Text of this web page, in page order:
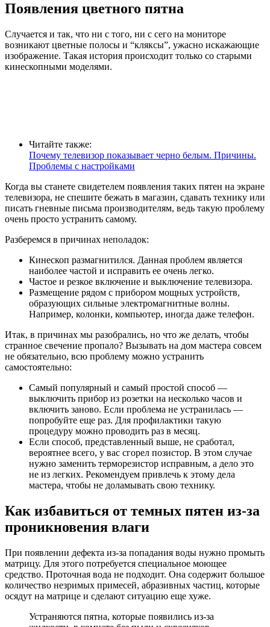
Появления цветного пятна
Случается и так, что ни с того, ни с сего на мониторе
возникают цветные полосы и “кляксы”, ужасно искажающие
изображение. Такая история происходит только со старыми
кинескопными моделями.
Читайте также:
Почему телевизор показывает черно белым. Причины.
Проблемы с настройками
Когда вы станете свидетелем появления таких пятен на экране
телевизора, не спешите бежать в магазин, сдавать технику или
писать гневные письма производителям, ведь такую проблему
очень просто устранить самому.
Разберемся в причинах неполадок:
Кинескоп размагнитился. Данная проблем является
наиболее частой и исправить ее очень легко.
Частое и резкое включение и выключение телевизора.
Размещение рядом с прибором мощных устройств,
образующих сильные электромагнитные волны.
Например, колонки, компьютер, иногда даже телефон.
Итак, в причинах мы разобрались, но что же делать, чтобы
странное свечение пропало? Вызывать на дом мастера совсем
не обязательно, всю проблему можно устранить
самостоятельно:
Самый популярный и самый простой способ —
выключить прибор из розетки на несколько часов и
включить заново. Если проблема не устранилась —
попробуйте еще раз. Для профилактики такую
процедуру можно проводить раз в месяц.
Если способ, представленный выше, не сработал,
вероятнее всего, у вас сгорел позистор. В этом случае
нужно заменить терморезистор исправным, а дело это
не из легких. Рекомендуем привлечь к этому дела
мастера, чтобы не доламывать свою технику.
Как избавиться от темных пятен из-за
проникновения влаги
При появлении дефекта из-за попадания воды нужно промыть
матрицу. Для этого потребуется специальное моющее
средство. Проточная вода не подходит. Она содержит большое
количество незримых примесей, абразивных частиц, которые
осядут на матрице и сделают ситуацию еще хуже.
Устраняются пятна, которые появились из-за